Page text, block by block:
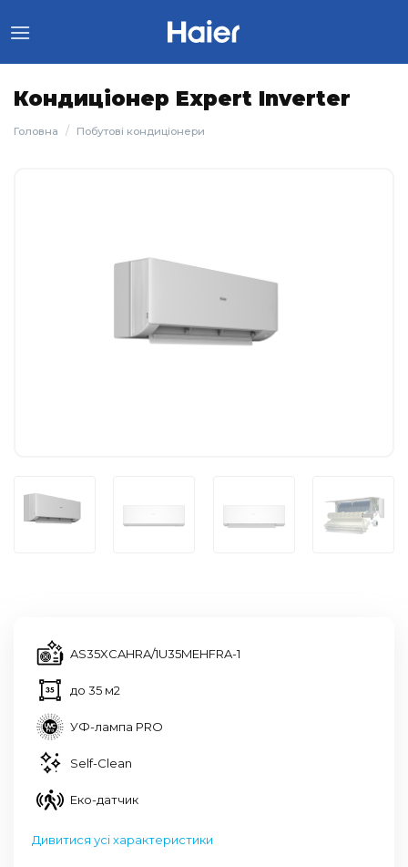
to
Кондиціонер Expert Inverter
Головна / Побутові кондиціонери
AS35XCAHRA/1U35MEHFRA-1
до 35 м2
УФ-лампа PRO
Self-Clean
Еко-датчик
Дивитися усі характеристики